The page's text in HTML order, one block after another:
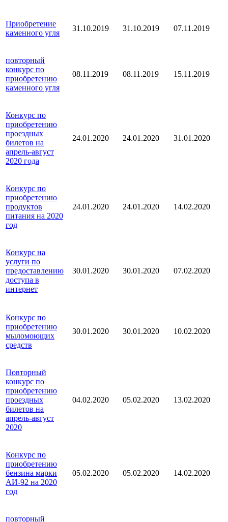
Приобретение
каменного угля
31.10.2019 31.10.2019 07.11.2019
повторный
конкурс по
приобретению
каменного угля
08.11.2019 08.11.2019 15.11.2019
Конкурс по
приобретению
проездных
билетов на
апрель-август
2020 года
24.01.2020 24.01.2020 31.01.2020
Конкурс по
приобретению
продуктов
питания на 2020
год
24.01.2020 24.01.2020 14.02.2020
Конкурс на
услуги по
предоставлению
доступа в
интернет
30.01.2020 30.01.2020 07.02.2020
Конкурс по
приобретению
мыломоющих
средств
30.01.2020 30.01.2020 10.02.2020
Повторный
конкурс по
приобретению
проездных
билетов на
апрель-август
2020
04.02.2020 05.02.2020 13.02.2020
Конкурс по
приобретению
бензина марки
АИ-92 на 2020
год
05.02.2020 05.02.2020 14.02.2020
повторный